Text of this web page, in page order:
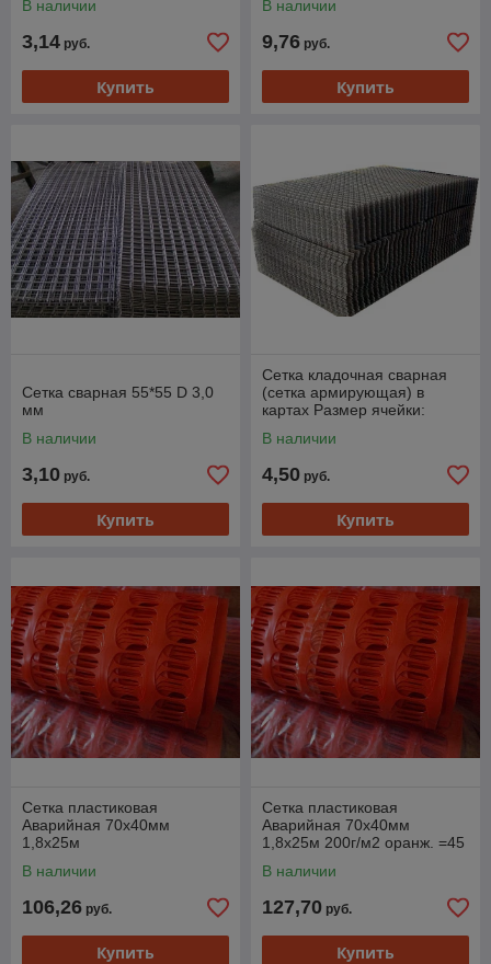
В наличии
3,14 руб.
Купить
В наличии
9,76 руб.
Купить
Сетка сварная 55*55 D 3,0
мм
В наличии
3,10 руб.
Купить
Сетка кладочная сварная
(сетка армирующая) в
картах Размер ячейки:
В наличии
4,50 руб.
Купить
Сетка пластиковая
Аварийная 70х40мм
1,8х25м
В наличии
106,26 руб.
Купить
Сетка пластиковая
Аварийная 70х40мм
1,8х25м 200г/м2 оранж. =45
В наличии
127,70 руб.
Купить